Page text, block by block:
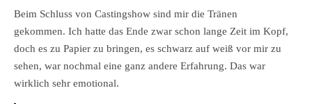
Beim Schluss von Castingshow sind mir die Tränen
gekommen. Ich hatte das Ende zwar schon lange Zeit im Kopf,
doch es zu Papier zu bringen, es schwarz auf weiß vor mir zu
sehen, war nochmal eine ganz andere Erfahrung. Das war
wirklich sehr emotional.